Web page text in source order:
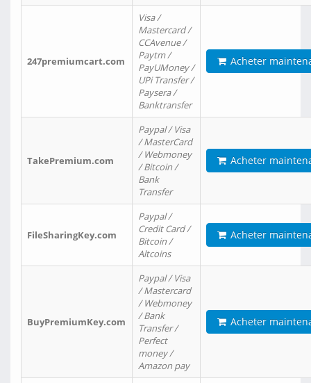
247premiumcart.com
Visa /
Mastercard /
CCAvenue /
Paytm /
PayUMoney /
UPi Transfer /
Paysera /
Banktransfer
Acheter
TakePremium.com
Paypal / Visa
/ MasterCard
/ Webmoney
/ Bitcoin /
Bank
Transfer
Acheter
FileSharingKey.com
Paypal /
Credit Card /
Bitcoin /
Altcoins
Acheter
BuyPremiumKey.com
Paypal / Visa
/ Mastercard
/ Webmoney
/ Bank
Transfer /
Perfect
money /
Amazon pay
Acheter